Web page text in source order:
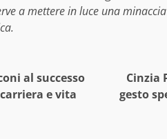
a mettere in luce una
al successo
e vita
Cinzia
gesto